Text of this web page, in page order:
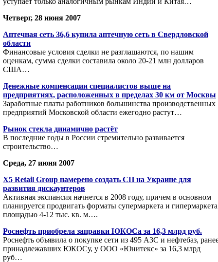
Четверг, 28 июня 2007
Аптечная сеть 36,6 купила аптечную сеть в Свердловской
области
Финансовые условия сделки не разглашаются, по нашим
оценкам, сумма сделки составила около 20-21 млн долларов
США…
Денежные компенсации специалистов выше на
предприятиях, расположенных в пределах 30 км от Москвы
Заработные платы работников большинства производственных
предприятий Московской области ежегодно растут…
Рынок стекла динамично растёт
В последние годы в России стремительно развивается
строительство…
Среда, 27 июня 2007
X5 Retail Group намерено создать СП на Украине для
развития дискаунтеров
Активная экспансия начнется в 2008 году, причем в основном
планируется продвигать форматы супермаркета и гипермаркета
площадью 4-12 тыс. кв. м….
Роснефть приобрела заправки ЮКОСа за 16,3 млрд руб.
Роснефть объявила о покупке сети из 495 АЗС и нефтебаз,
принадлежавших ЮКОСу, у ООО «Юнитекс» за 16,3 млрд
руб…